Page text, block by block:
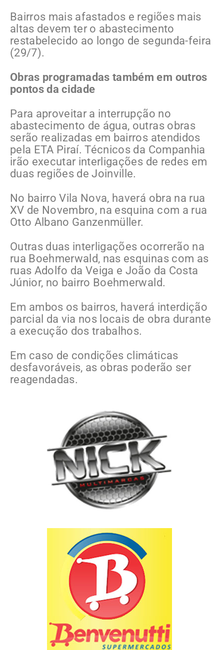
Bairros mais afastados e regiões mais
altas devem ter o abastecimento
restabelecido ao longo de segunda-feira
(29/7).
Obras programadas também em outros
pontos da cidade
Para aproveitar a interrupção no
abastecimento de água, outras obras
serão realizadas em bairros atendidos
pela ETA Piraí. Técnicos da Companhia
irão executar interligações de redes em
duas regiões de Joinville.
No bairro Vila Nova, haverá obra na rua
XV de Novembro, na esquina com a rua
Otto Albano Ganzenmüller.
Outras duas interligações ocorrerão na
rua Boehmerwald, nas esquinas com as
ruas Adolfo da Veiga e João da Costa
Júnior, no bairro Boehmerwald.
Em ambos os bairros, haverá interdição
parcial da via nos locais de obra durante
a execução dos trabalhos.
Em caso de condições climáticas
desfavoráveis, as obras poderão ser
reagendadas.